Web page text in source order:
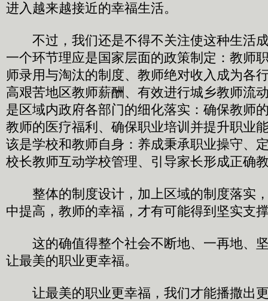
进入越来越接近的幸福生活。
不过，我们还是不得不关注使这种生活
一个环节理应是国家层面的政策制定：教师
师录用与淘汰的制度、教师绝对收入成为各
高艰苦地区教师薪酬、有效进行城乡教师流
是区域内政府各部门的细化落实：确保教师
教师的医疗福利、确保职业培训并提升职业
该是学校和教师自身：养成秉承职业操守、
校长教师互动学校管理、引导家长形成正确
整体的制度设计，加上区域的制度落实
中提高，教师的幸福，才有可能得到坚实支
这的确值得整个社会不断地、一再地、
让最美的职业更幸福。
让最美的职业更幸福，我们才能播撒出